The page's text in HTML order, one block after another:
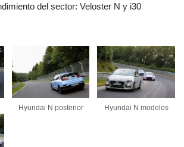
del sector: Veloster N y i30
Hyundai N posterior Hyundai N modelos